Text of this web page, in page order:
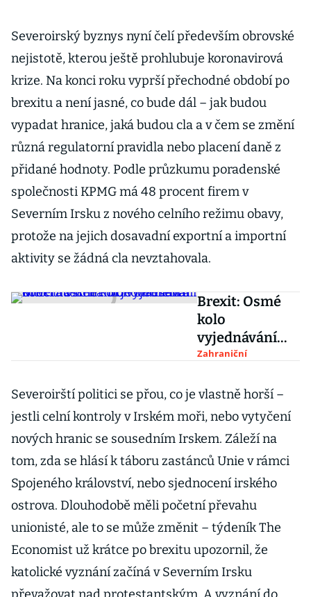
Severoirský byznys nyní čelí především obrovské
nejistotě, kterou ještě prohlubuje koronavirová
krize. Na konci roku vyprší přechodné období po
brexitu a není jasné, co bude dál – jak budou
vypadat hranice, jaká budou cla a v čem se změní
různá regulatorní pravidla nebo placení daně z
přidané hodnoty. Podle průzkumu poradenské
společnosti KPMG má 48 procent firem v
Severním Irsku z nového celního režimu obavy,
protože na jejich dosavadní exportní a importní
aktivity se žádná cla nevztahovala.
Brexit: Osmé
kolo
vyjednávání
končí fiaskem.
důvěra v
Británii je
otřesena
Zahraniční
Severoirští politici se přou, co je vlastně horší –
jestli celní kontroly v Irském moři, nebo vytyčení
nových hranic se sousedním Irskem. Záleží na
tom, zda se hlásí k táboru zastánců Unie v rámci
Spojeného království, nebo sjednocení irského
ostrova. Dlouhodobě měli početní převahu
unionisté, ale to se může změnit – týdeník The
Economist už krátce po brexitu upozornil, že
katolické vyznání začíná v Severním Irsku